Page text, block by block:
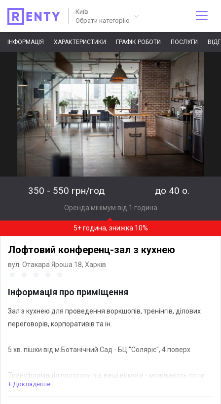
Київ
Обрати категорію
ІНФОРМАЦІЯ ХАРАКТЕРИСТИКИ ГРАФІК РОБОТИ ПОСЛУГИ
350 - 550 грн/год до 40 о.
Оренда мінімум від 1 година
5+ година, знижка 10%
Лофтовий конференц-зал з кухнею
вул. Отакара Яроша 18, Харків
Інформація про приміщення
Зал з кухнею для проведення воркшопів, тренінгів, ділових
переговорів, корпоративів та ін.
5 хв. пішки від м.Ботанічний Сад - БЦ "Соляріс", 4 поверх
Трансформація простору під ваші вимоги - можливість сісти
за столами або навколо столів, або у форматі "театр".
+ Докладніше